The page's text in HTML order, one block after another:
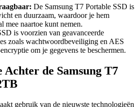
De Samsung T7 Portable SSD is
en duurzaam, waardoor je hem
mee naartoe kunt nemen.
is voorzien van geavanceerde
zoals wachtwoordbeveiliging en AES
om je gegevens te beschermen.
Achter de Samsung T7
gebruik van de nieuwste technologieën